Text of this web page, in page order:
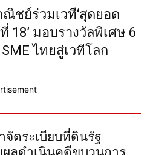
ชย์ร่วมเวที‘สุดยอด
18’ มอบรางวัลพิเศษ 6
ไทยสู่เวทีโลก
จัดระเบียบที่ดินรัฐ
ผลดำเนินคดีขบวนการ